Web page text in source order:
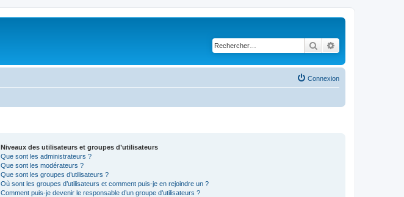
Rechercher
Connexion
Niveaux des utilisateurs et groupes d’utilisateurs
Que sont les administrateurs ?
Que sont les modérateurs ?
Que sont les groupes d’utilisateurs ?
Où sont les groupes d’utilisateurs et comment puis-je en rejoindre un ?
Comment puis-je devenir le responsable d’un groupe d’utilisateurs ?